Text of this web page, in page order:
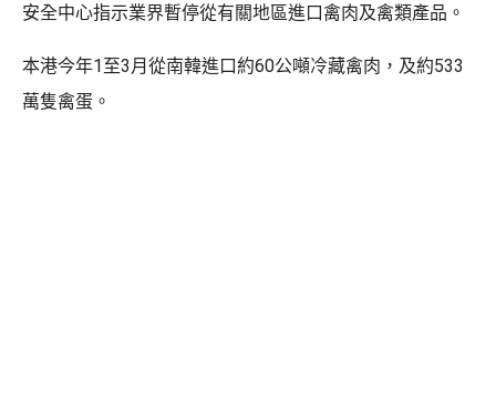
安全中心指示業界暫停從有關地區進口禽肉及禽類產品。
本港今年1至3月從南韓進口約60公噸冷藏禽肉，及約533
萬隻禽蛋。